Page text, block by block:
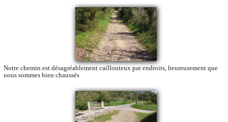
Notre chemin est désagréablement caillouteux par endroits, heureusement que
nous sommes bien chaussés